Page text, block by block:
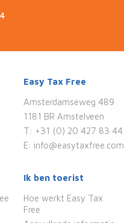
Easy Tax Free
Amsterdamseweg 489
1181 BR Amstelveen
T: +31 (0) 20 427 83 44
E: info@easytaxfree.com
Ik ben toerist
Hoe werkt Easy Tax
Free